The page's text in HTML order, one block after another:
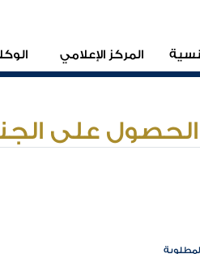
المركز الإعلامي
على